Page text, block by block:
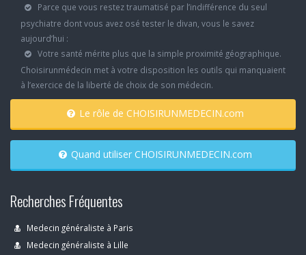
Parce que vous restez traumatisé par l’indifférence du seul
psychiatre dont vous avez osé tester le divan, vous le savez
aujourd’hui :
Votre santé mérite plus que la simple proximité géographique.
Choisirunmédecin met à votre disposition les outils qui manquaient
à l’exercice de la liberté de choix de son médecin.
Le rôle de CHOISIRUNMEDECIN.com
Quand utiliser CHOISIRUNMEDECIN.com
Recherches Fréquentes
Medecin généraliste à Paris
Medecin généraliste à Lille